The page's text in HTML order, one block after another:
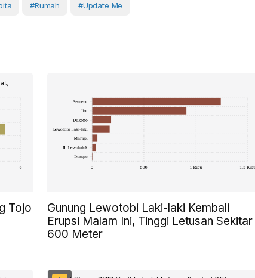
#Rumah #Update Me
Tojo
Gunung Lewotobi Laki-laki Kembali
Erupsi Malam Ini, Tinggi Letusan Sekitar
600 Meter